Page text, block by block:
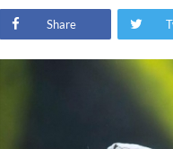
Share